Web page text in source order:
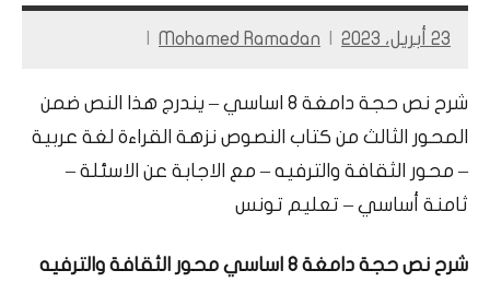
23 أبريل، 2023 Mohamed Ramadan
شرح نص حجة دامغة 8 اساسي – يندرج هذا النص ضمن
المحور الثالث من كتاب النصوص نزهة القراءة لغة عربية
– محور الثقافة والترفيه – مع الاجابة عن الاسئلة –
ثامنة أساسي – تعليم تونس
شرح نص حجة دامغة 8 اساسي محور الثقافة والترفيه